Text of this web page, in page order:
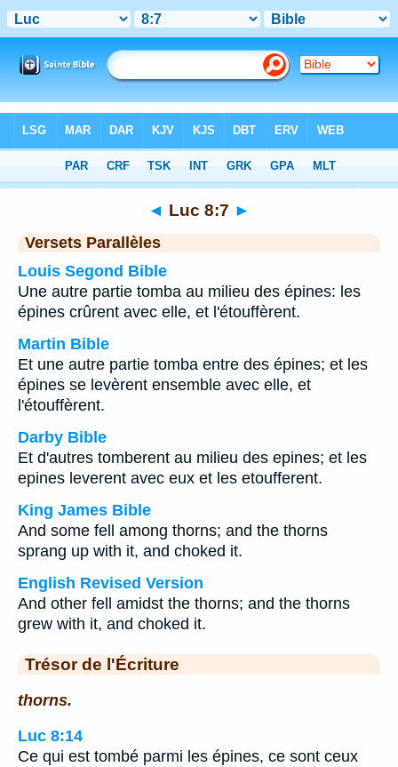
Chapitre 8 > Verset 7
◄ Luc 8:7 ►
Versets Parallèles
Louis Segond Bible
Une autre partie tomba au milieu des épines: les
épines crûrent avec elle, et l'étouffèrent.
Martin Bible
Et une autre partie tomba entre des épines; et les
épines se levèrent ensemble avec elle, et
l'étouffèrent.
Darby Bible
Et d'autres tomberent au milieu des epines; et les
epines leverent avec eux et les etoufferent.
King James Bible
And some fell among thorns; and the thorns
sprang up with it, and choked it.
English Revised Version
And other fell amidst the thorns; and the thorns
grew with it, and choked it.
Trésor de l'Écriture
thorns.
Luc 8:14
Ce qui est tombé parmi les épines, ce sont ceux